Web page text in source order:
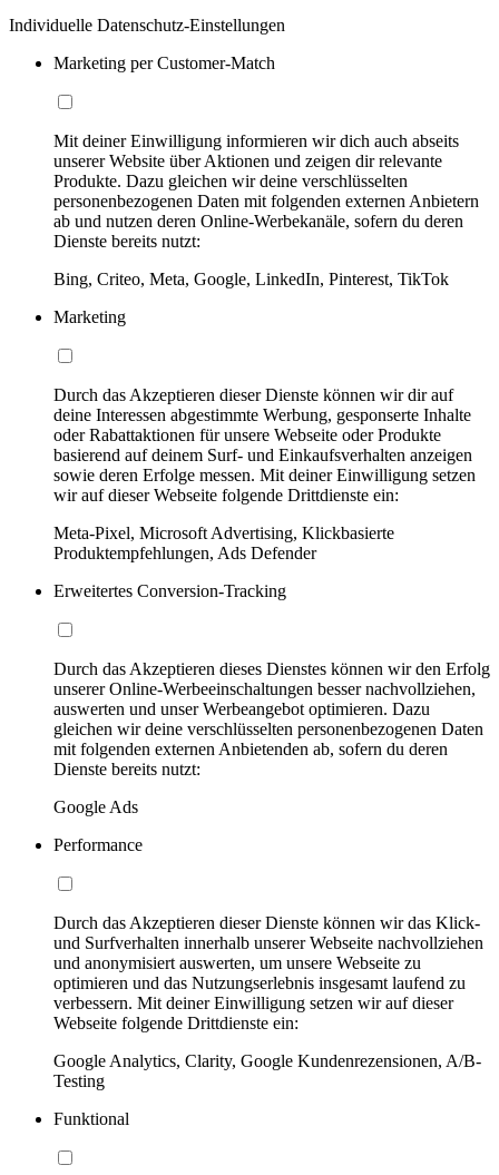
Individuelle Datenschutz-Einstellungen
Marketing per Customer-Match
Mit deiner Einwilligung informieren wir dich auch abseits
unserer Website über Aktionen und zeigen dir relevante
Produkte. Dazu gleichen wir deine verschlüsselten
personenbezogenen Daten mit folgenden externen Anbietern
ab und nutzen deren Online-Werbekanäle, sofern du deren
Dienste bereits nutzt:
Bing, Criteo, Meta, Google, LinkedIn, Pinterest, TikTok
Marketing
Durch das Akzeptieren dieser Dienste können wir dir auf
deine Interessen abgestimmte Werbung, gesponserte Inhalte
oder Rabattaktionen für unsere Webseite oder Produkte
basierend auf deinem Surf- und Einkaufsverhalten anzeigen
sowie deren Erfolge messen. Mit deiner Einwilligung setzen
wir auf dieser Webseite folgende Drittdienste ein:
Meta-Pixel, Microsoft Advertising, Klickbasierte
Produktempfehlungen, Ads Defender
Erweitertes Conversion-Tracking
Durch das Akzeptieren dieses Dienstes können wir den Erfolg
unserer Online-Werbeeinschaltungen besser nachvollziehen,
auswerten und unser Werbeangebot optimieren. Dazu
gleichen wir deine verschlüsselten personenbezogenen Daten
mit folgenden externen Anbietenden ab, sofern du deren
Dienste bereits nutzt:
Google Ads
Performance
Durch das Akzeptieren dieser Dienste können wir das Klick-
und Surfverhalten innerhalb unserer Webseite nachvollziehen
und anonymisiert auswerten, um unsere Webseite zu
optimieren und das Nutzungserlebnis insgesamt laufend zu
verbessern. Mit deiner Einwilligung setzen wir auf dieser
Webseite folgende Drittdienste ein:
Google Analytics, Clarity, Google Kundenrezensionen, A/B-
Testing
Funktional